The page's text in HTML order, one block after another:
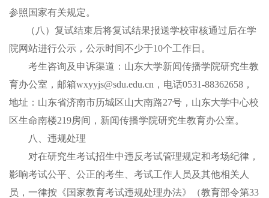
参照 国家有关规定。
（八） 复试结束后将复试结果报送学校审核通过后在学
院网站进行公示，公示时间不少于10个工作日。
考生咨询及申诉渠道：山东大学新闻传播学院研究生教
育办公室，邮箱wxyyjs@sdu.edu.cn ，电话0531-88362658 ，
地址：山东省济南市历城区山大南路27号，山东大学中心校
区生命南楼219房间，新闻传播学院研究生教育办公室。
八
、违规处理
对在研究生考试招生中违反考试管理规定和考场纪律，
影响考试公平、公正的考生、考试工作人员及其他相关人
员，一律按《国家教育考试违规处理办法》（教育部令第33